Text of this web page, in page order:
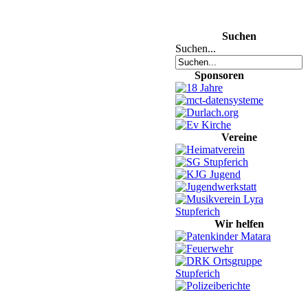
Suchen
Suchen...
Sponsoren
Vereine
Wir helfen